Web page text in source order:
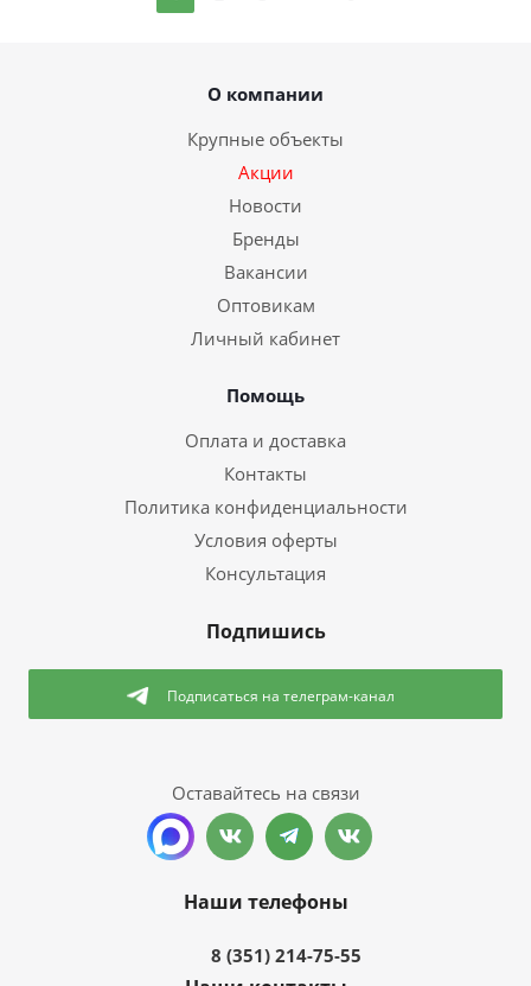
О компании
Крупные объекты
Акции
Новости
Бренды
Вакансии
Оптовикам
Личный кабинет
Помощь
Оплата и доставка
Контакты
Политика конфиденциальности
Условия оферты
Консультация
Подпишись
Подписаться на телеграм-канал
Оставайтесь на связи
Наши телефоны
8 (351) 214-75-55